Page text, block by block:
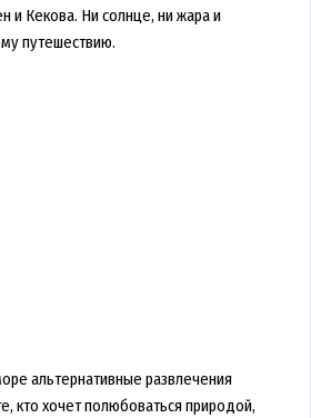
и Кекова. Ни солнце, ни жара и
путешествию.
альтернативные развлечения
кто хочет полюбоваться природой,